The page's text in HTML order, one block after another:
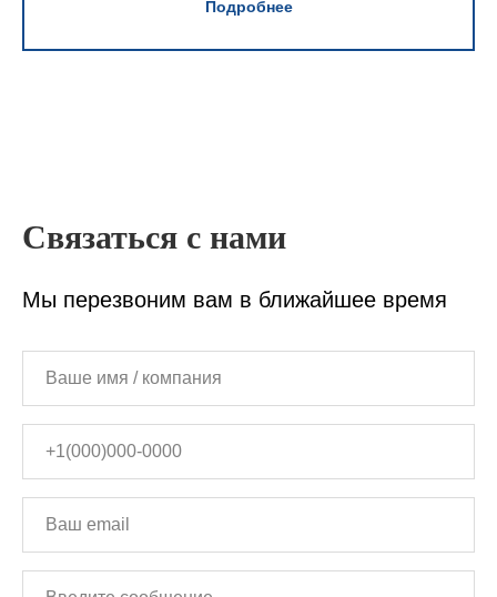
Подробнее
Связаться с нами
Мы перезвоним вам в ближайшее время